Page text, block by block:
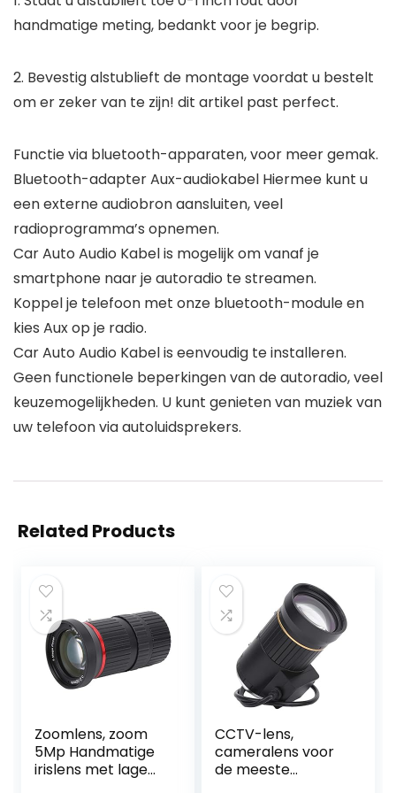
handmatige meting, bedankt voor je begrip.
2. Bevestig alstublieft de montage voordat u bestelt
om er zeker van te zijn! dit artikel past perfect.
Functie via bluetooth-apparaten, voor meer gemak.
Bluetooth-adapter Aux-audiokabel Hiermee kunt u
een externe audiobron aansluiten, veel
radioprogramma’s opnemen.
Car Auto Audio Kabel is mogelijk om vanaf je
smartphone naar je autoradio te streamen.
Koppel je telefoon met onze bluetooth-module en
kies Aux op je radio.
Car Auto Audio Kabel is eenvoudig te installeren.
Geen functionele beperkingen van de autoradio, veel
keuzemogelijkheden. U kunt genieten van muziek van
uw telefoon via autoluidsprekers.
Related Products
Zoomlens, zoom
5Mp Handmatige
irislens met lage
CCTV-lens,
cameralens voor
de meeste